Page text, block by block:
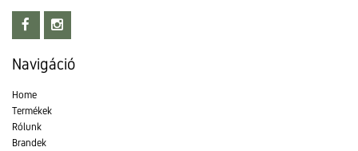
Navigáció
Home
Termékek
Rólunk
Brandek